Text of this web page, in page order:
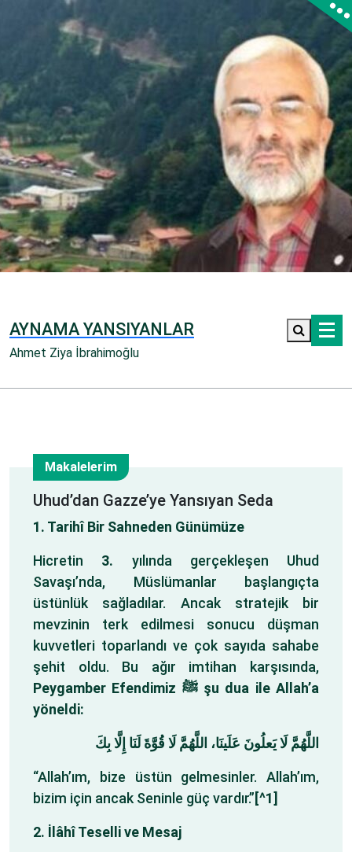
AYNAMA YANSIYANLAR
Ahmet Ziya İbrahimoğlu
11
Ağu
Makalelerim
Uhud’dan Gazze’ye Yansıyan Seda
1. Tarihî Bir Sahneden Günümüze
Hicretin 3. yılında gerçekleşen Uhud
Savaşı’nda, Müslümanlar başlangıçta
üstünlük sağladılar. Ancak stratejik bir
mevzinin terk edilmesi sonucu düşman
kuvvetleri toparlandı ve çok sayıda sahabe
şehit oldu. Bu ağır imtihan karşısında,
Peygamber Efendimiz ﷺ şu dua ile Allah’a
yöneldi:
اللَّهُمَّ لَا يَعلُونَ عَلَينَا، اللَّهُمَّ لَا قُوَّةَ لَنَا إِلَّا بِكَ
“Allah’ım, bize üstün gelmesinler. Allah’ım,
bizim için ancak Seninle güç vardır.”[^1]
2. İlâhî Teselli ve Mesaj